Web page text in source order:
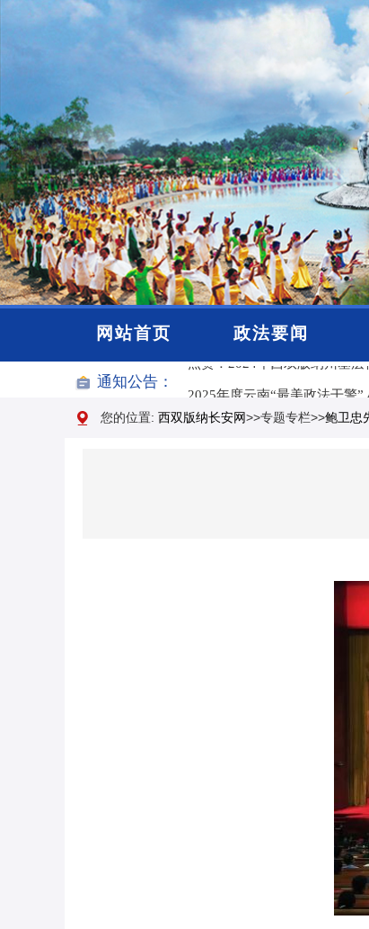
网站首页 政法要闻
通知公告：
2025年度云南“最美政法干警
您的位置: 西双版纳长安网>>专题专栏>>鲍卫忠